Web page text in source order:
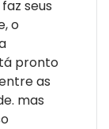
seus
o
pronto
as
mas